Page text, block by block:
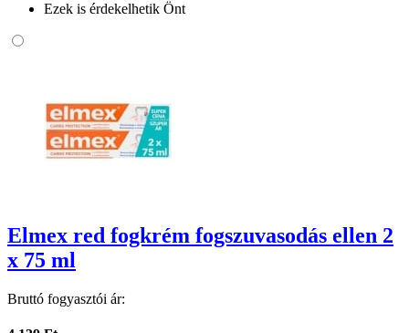
Ezek is érdekelhetik Önt
Elmex red fogkrém fogszuvasodás ellen 2
x 75 ml
Bruttó fogyasztói ár: